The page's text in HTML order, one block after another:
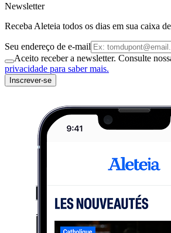
Newsletter
Receba Aleteia todos os dias em sua caixa
Seu endereço de e-mail
Aceito receber a newsletter. Consulte
privacidade para saber mais.
Inscrever-se